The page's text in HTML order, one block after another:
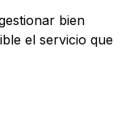
bien
el servicio que